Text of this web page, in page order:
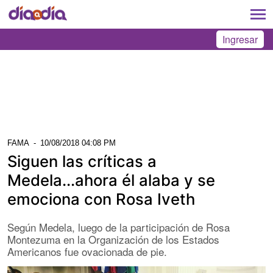
Ingresar
FAMA - 10/08/2018 04:08 PM
Siguen las críticas a
Medela...ahora él alaba y se
emociona con Rosa Iveth
Según Medela, luego de la participación de Rosa
Montezuma en la Organización de los Estados
Americanos fue ovacionada de pie.